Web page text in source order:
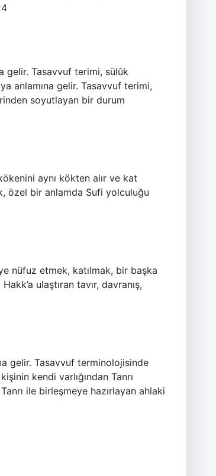
gelir. Tasavvuf terimi, sülûk
anlamına gelir. Tasavvuf terimi,
soyutlayan bir durum
aynı kökten alır ve kat
özel bir anlamda Sufi yolculuğu
nüfuz etmek, katılmak, bir başka
ulaştıran tavır, davranış,
gelir. Tasavvuf terminolojisinde
kendi varlığından Tanrı
ile birleşmeye hazırlayan ahlaki